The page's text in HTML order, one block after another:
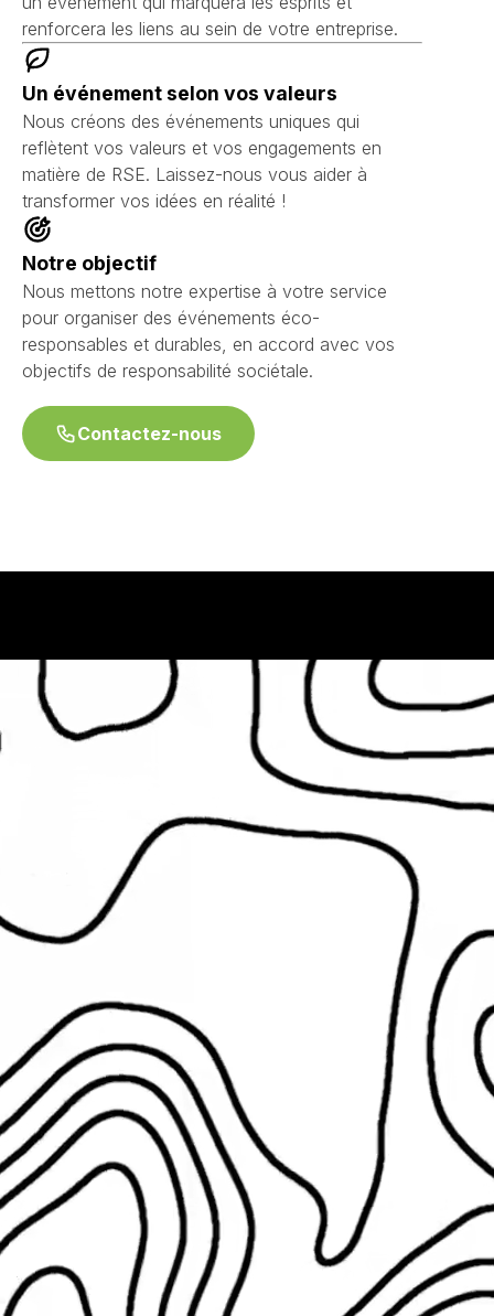
renforcera les liens au sein de votre entreprise.
Un événement selon vos valeurs
Nous créons des événements uniques qui
reflètent vos valeurs et vos engagements en
matière de RSE. Laissez-nous vous aider à
transformer vos idées en réalité !
Notre objectif
Nous mettons notre expertise à votre service
pour organiser des événements éco-
responsables et durables, en accord avec vos
objectifs de responsabilité sociétale.
Contactez-nous